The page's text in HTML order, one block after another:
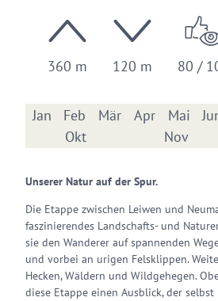
360 m 120 m 80 /
Jan Feb Mär Apr Mai
Okt
Nov
Unserer Natur auf der Spur.
Die Etappe zwischen Leiwen und
faszinierendes Landschafts- und
sie den Wanderer auf spannenden
und vorbei an urigen Felsklippen.
Hecken, Wäldern und Wildgehegen.
diese Etappe einen Ausblick, der